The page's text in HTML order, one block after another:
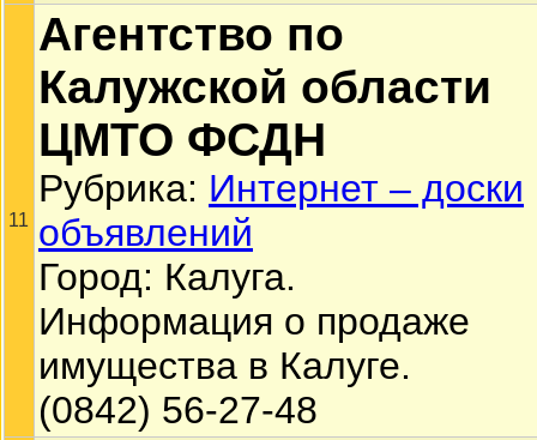
11
Агентство по
Калужской области
ЦМТО ФСДН
Рубрика: Интернет – доски
объявлений
Город: Калуга.
Информация о продаже
имущества в Калуге.
(0842) 56-27-48